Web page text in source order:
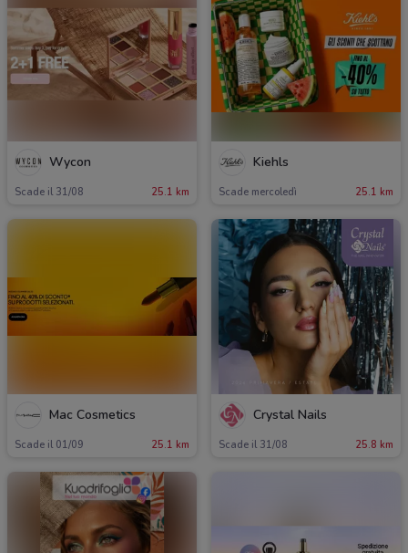
Wycon
Scade il 31/08 25.1 km
Kiehls
Scade mercoledì 25.1 km
Mac Cosmetics
Scade il 01/09 25.1 km
Crystal Nails
Scade il 31/08 25.8 km